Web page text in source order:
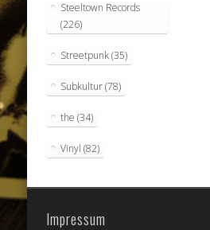
Steeltown Records
(226)
Streetpunk(35)
Subkultur(78)
the (34)
Vinyl (82)
Impressum